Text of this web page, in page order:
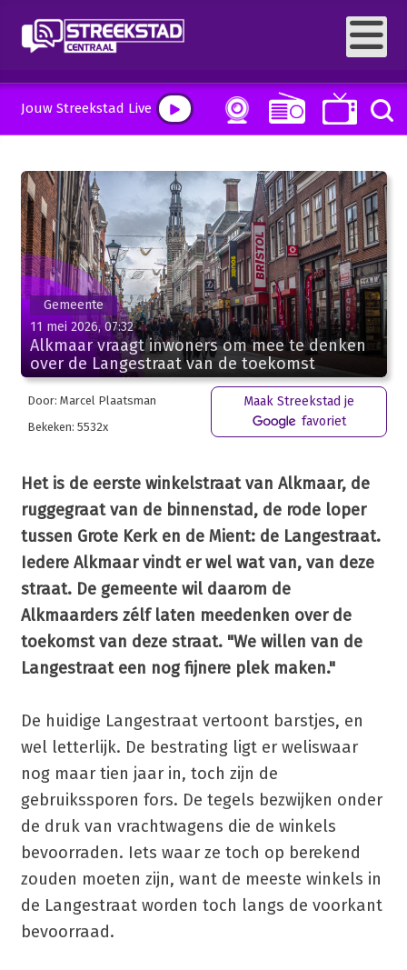
Jouw Streekstad Live
Gemeente
11 mei 2026, 07:32
Alkmaar vraagt inwoners om mee te denken
over de Langestraat van de toekomst
Door: Marcel Plaatsman
Bekeken: 5532x
Maak Streekstad je
favoriet
Het is de eerste winkelstraat van Alkmaar, de
ruggegraat van de binnenstad, de rode loper
tussen Grote Kerk en de Mient: de Langestraat.
Iedere Alkmaar vindt er wel wat van, van deze
straat. De gemeente wil daarom de
Alkmaarders zélf laten meedenken over de
toekomst van deze straat. "We willen van de
Langestraat een nog fijnere plek maken."
De huidige Langestraat vertoont barstjes, en
wel letterlijk. De bestrating ligt er weliswaar
nog maar tien jaar in, toch zijn de
gebruikssporen fors. De tegels bezwijken onder
de druk van vrachtwagens die de winkels
bevoorraden. Iets waar ze toch op berekend
zouden moeten zijn, want de meeste winkels in
de Langestraat worden toch langs de voorkant
bevoorraad.